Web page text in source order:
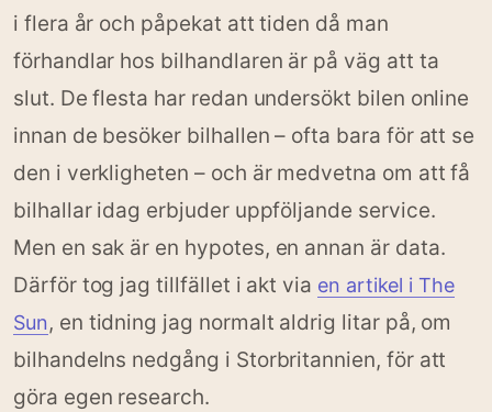
i flera år och påpekat att tiden då man
förhandlar hos bilhandlaren är på väg att ta
slut. De flesta har redan undersökt bilen online
innan de besöker bilhallen – ofta bara för att se
den i verkligheten – och är medvetna om att få
bilhallar idag erbjuder uppföljande service.
Men en sak är en hypotes, en annan är data.
Därför tog jag tillfället i akt via en artikel i The
Sun, en tidning jag normalt aldrig litar på, om
bilhandelns nedgång i Storbritannien, för att
göra egen research.